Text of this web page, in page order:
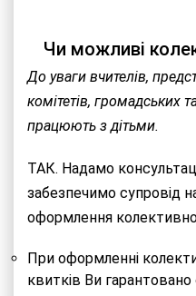
Чи можливі
До уваги вчителів,
комітетів, громадських
працюють з дітьми.
ТАК. Надамо
забезпечимо супровід
оформлення
При оформленні
квитків Ви